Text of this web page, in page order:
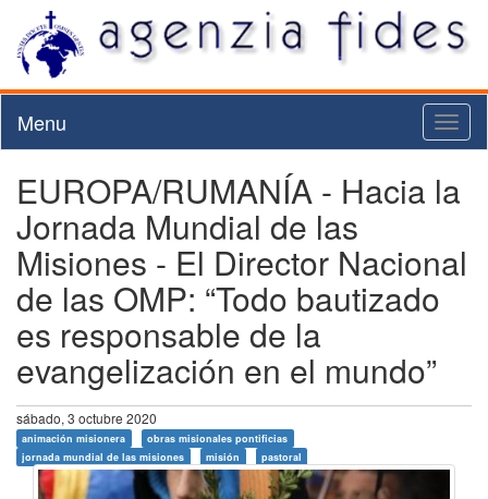
Menu
EUROPA/RUMANÍA - Hacia la
Jornada Mundial de las
Misiones - El Director Nacional
de las OMP: “Todo bautizado
es responsable de la
evangelización en el mundo”
sábado, 3 octubre 2020
animación misionera
obras misionales pontificias
jornada mundial de las misiones
misión pastoral